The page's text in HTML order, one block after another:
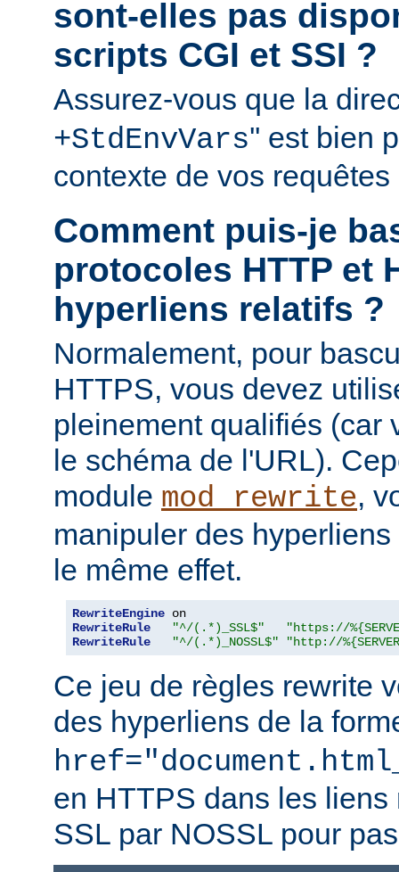
sont-elles pas
scripts CGI et SSI ?
Assurez-vous que la
+StdEnvVars'' est bien
contexte de vos requêtes
Comment puis-je
protocoles HTTP et
hyperliens relatifs ?
Normalement, pour
HTTPS, vous devez
pleinement qualifiés (car
le schéma de l'URL).
module mod_rewrite,
manipuler des
le même effet.
RewriteEngine
RewriteRule
"^/(.*)_SSL$"
"https://
RewriteRule
"^/(.*)_NOSSL$" "http://
Ce jeu de règles rewrite
des hyperliens de la
en HTTPS dans les
SSL par NOSSL pour